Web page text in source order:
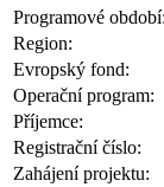
Programové období:
Region:
Evropský fond:
Operační program:
Příjemce:
Registrační číslo:
Zahájení projektu: